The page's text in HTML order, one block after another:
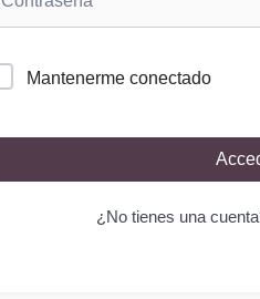
Mantenerme conectado
¿No tienes una